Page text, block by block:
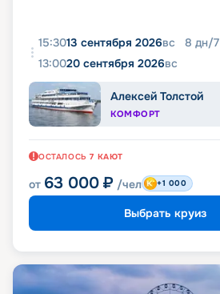
15:3013 сентября 2026вс 8 дн/7
13:0020 сентября 2026вс
Алексей Толстой
КОМФОРТ
ОСТАЛОСЬ 7 КАЮТ
от 63 000 ₽ /чел +1 000
Выбрать круиз